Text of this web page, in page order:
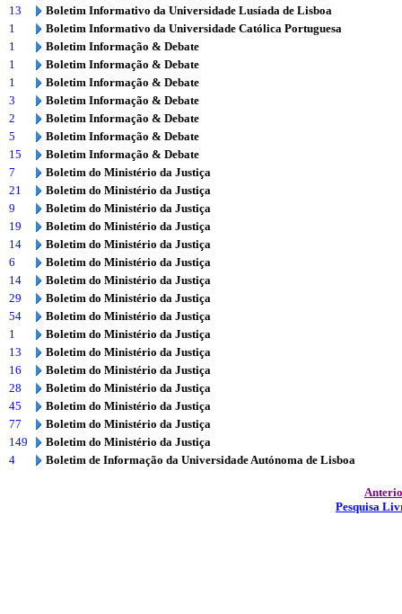
13
Boletim Informativo da Universidade Lusíada de Lisboa
1
Boletim Informativo da Universidade Católica Portuguesa
1
Boletim Informação & Debate
1
Boletim Informação & Debate
1
Boletim Informação & Debate
3
Boletim Informação & Debate
2
Boletim Informação & Debate
5
Boletim Informação & Debate
15
Boletim Informação & Debate
7
Boletim do Ministério da Justiça
21
Boletim do Ministério da Justiça
9
Boletim do Ministério da Justiça
19
Boletim do Ministério da Justiça
14
Boletim do Ministério da Justiça
6
Boletim do Ministério da Justiça
14
Boletim do Ministério da Justiça
29
Boletim do Ministério da Justiça
54
Boletim do Ministério da Justiça
1
Boletim do Ministério da Justiça
13
Boletim do Ministério da Justiça
16
Boletim do Ministério da Justiça
28
Boletim do Ministério da Justiça
45
Boletim do Ministério da Justiça
77
Boletim do Ministério da Justiça
149
Boletim do Ministério da Justiça
4
Boletim de Informação da Universidade Autónoma de Lisboa
Pesquisa